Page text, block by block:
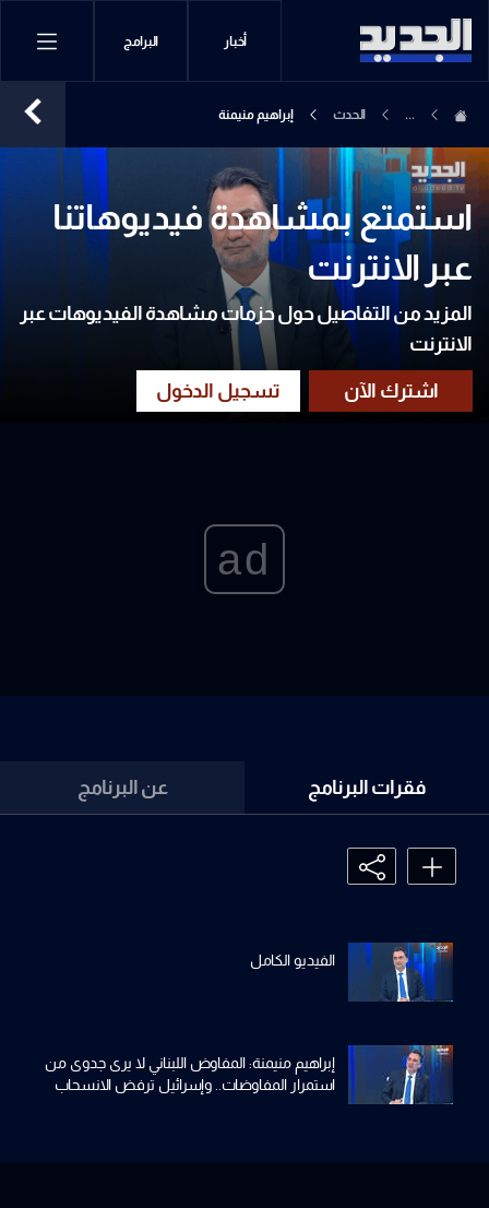
أخبار البرامج
... الحدث إبراهيم منيمنة
استمتع بمشاهدة فيديوهاتنا
عبر الانترنت
المزيد من التفاصيل حول حزمات مشاهدة الفيديوهات عبر
الانترنت
ad
فقرات البرنامج عن البرنامج
الفيديو الكامل
إبراهيم منيمنة: المفاوض اللبناني لا يرى جدوى من
استمرار المفاوضات.. وإسرائيل ترفض الانسحاب